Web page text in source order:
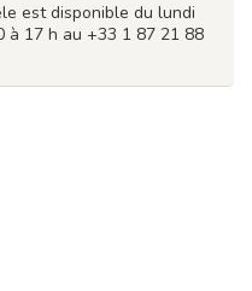
est disponible du lundi
à 17 h au +33 1 87 21 88